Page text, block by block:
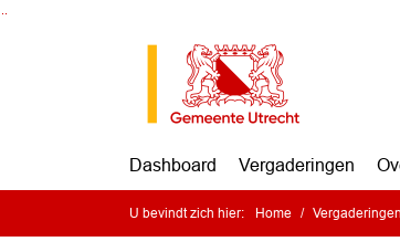
Dashboard Vergaderingen
U bevindt zich hier: Home Vergaderingen